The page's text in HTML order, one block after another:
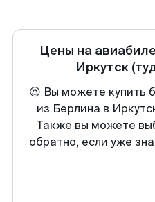
Цены на
Иркутск
😍 Вы можете купить
из Берлина в
Также вы можете
обратно, если уже